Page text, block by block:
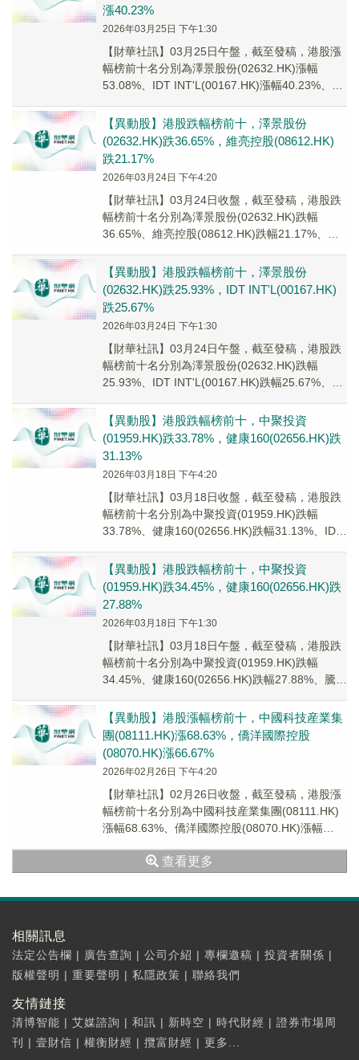
漲40.23%
2026年03月25日 下午1:30
【財華社訊】03月25日午盤，截至發稿，港股漲
幅榜前十名分別為澤景股份(02632.HK)漲幅
53.08%、IDT INT'L(00167.HK)漲幅40.23%、佳
【異動股】港股跌幅榜前十，澤景股份
(02632.HK)跌36.65%，維亮控股(08612.HK)
跌21.17%
2026年03月24日 下午4:20
【財華社訊】03月24日收盤，截至發稿，港股跌
幅榜前十名分別為澤景股份(02632.HK)跌幅
36.65%、維亮控股(08612.HK)跌幅21.17%、源
【異動股】港股跌幅榜前十，澤景股份
(02632.HK)跌25.93%，IDT INT'L(00167.HK)
跌25.67%
2026年03月24日 下午1:30
【財華社訊】03月24日午盤，截至發稿，港股跌
幅榜前十名分別為澤景股份(02632.HK)跌幅
25.93%、IDT INT'L(00167.HK)跌幅25.67%、森
【異動股】港股跌幅榜前十，中聚投資
(01959.HK)跌33.78%，健康160(02656.HK)跌
31.13%
2026年03月18日 下午4:20
【財華社訊】03月18日收盤，截至發稿，港股跌
幅榜前十名分別為中聚投資(01959.HK)跌幅
33.78%、健康160(02656.HK)跌幅31.13%、IDT
【異動股】港股跌幅榜前十，中聚投資
(01959.HK)跌34.45%，健康160(02656.HK)跌
27.88%
2026年03月18日 下午1:30
【財華社訊】03月18日午盤，截至發稿，港股跌
幅榜前十名分別為中聚投資(01959.HK)跌幅
34.45%、健康160(02656.HK)跌幅27.88%、騰訊
【異動股】港股漲幅榜前十，中國科技産業集
團(08111.HK)漲68.63%，僑洋國際控股
(08070.HK)漲66.67%
2026年02月26日 下午4:20
【財華社訊】02月26日收盤，截至發稿，港股漲
幅榜前十名分別為中國科技産業集團(08111.HK)
漲幅68.63%、僑洋國際控股(08070.HK)漲幅
查看更多
相關訊息
法定公告欄 | 廣告查詢 | 公司介紹 | 專欄邀稿 | 投資者關係 |
版權聲明 | 重要聲明 | 私隱政策 | 聯絡我們
友情鏈接
清博智能 | 艾媒諮詢 | 和訊 | 新時空 | 時代財經 | 證券市場周
刊
| 壹財信 | 權衡財經 | 攬富財經 | 更多...